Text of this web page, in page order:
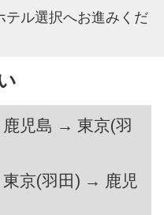
テル選択へお進みくだ
児島 → 東京(羽
京(羽田) → 鹿児